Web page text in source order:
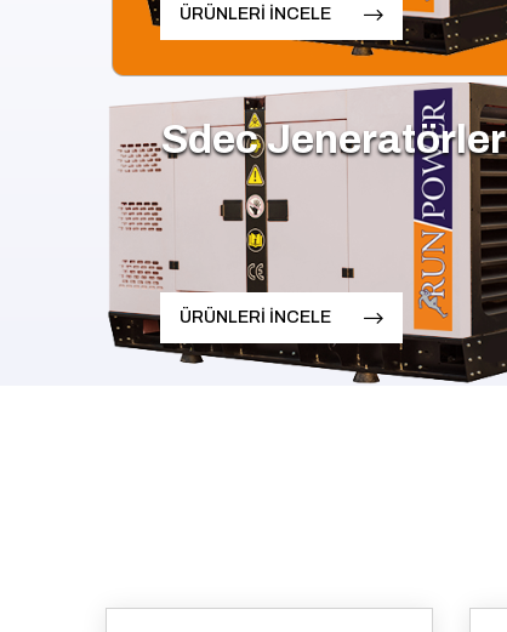
ÜRÜNLERİ İNCELE
Sdec Jeneratörler
ÜRÜNLERİ İNCELE